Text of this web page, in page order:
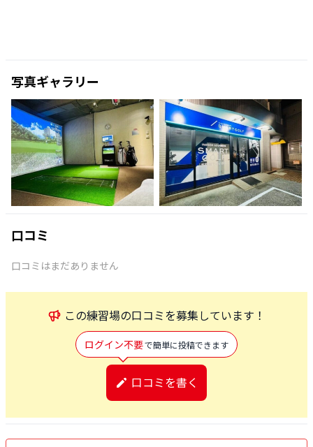
写真ギャラリー
口コミ
口コミはまだありません
この練習場の口コミを募集しています！
ログイン不要で簡単に投稿できます
口コミを書く